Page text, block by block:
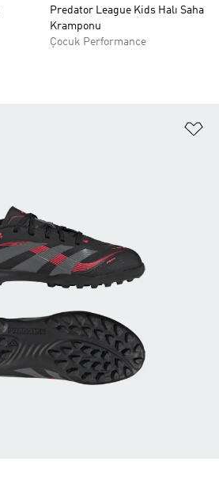
Predator League Kids Halı Saha
Kramponu
Çocuk Performance